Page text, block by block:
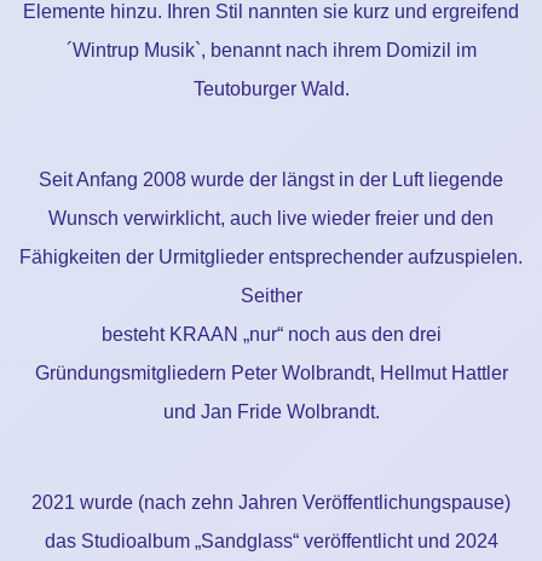
Elemente hinzu. Ihren Stil nannten sie kurz und ergreifend
´Wintrup Musik`, benannt nach ihrem Domizil im
Teutoburger Wald.
Seit Anfang 2008 wurde der längst in der Luft liegende
Wunsch verwirklicht, auch live wieder freier und den
Fähigkeiten der Urmitglieder entsprechender aufzuspielen.
Seither
besteht KRAAN „nur“ noch aus den drei
Gründungsmitgliedern Peter Wolbrandt, Hellmut Hattler
und Jan Fride Wolbrandt.
2021 wurde (nach zehn Jahren Veröffentlichungspause)
das Studioalbum „Sandglass“ veröffentlicht und 2024